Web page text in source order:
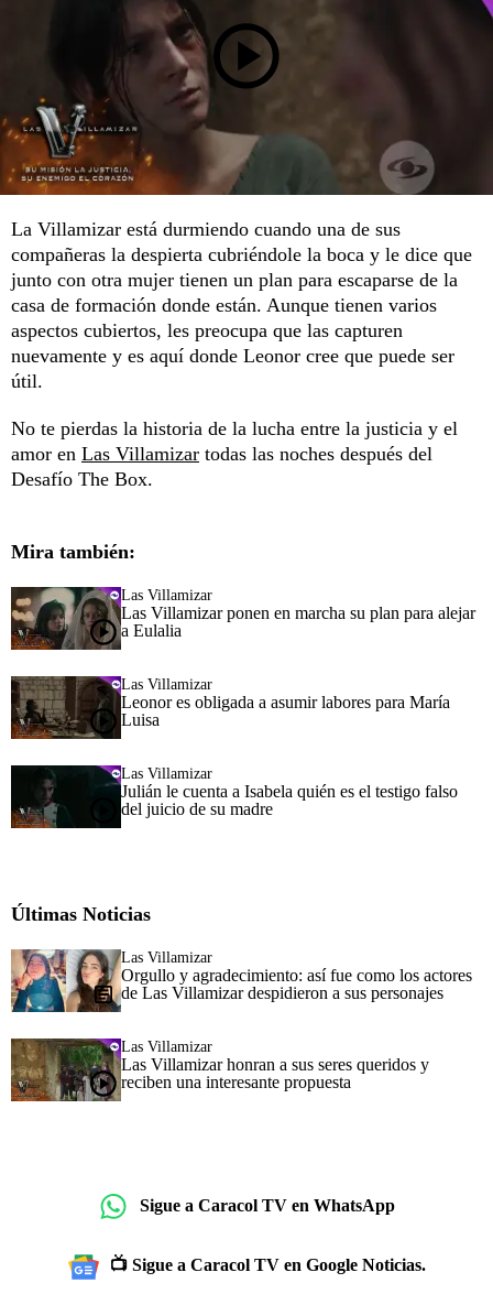
La Villamizar está durmiendo cuando una de sus
compañeras la despierta cubriéndole la boca y le dice que
junto con otra mujer tienen un plan para escaparse de la
casa de formación donde están. Aunque tienen varios
aspectos cubiertos, les preocupa que las capturen
nuevamente y es aquí donde Leonor cree que puede ser
útil.
No te pierdas la historia de la lucha entre la justicia y el
amor en Las Villamizar todas las noches después del
Desafío The Box.
Mira también:
Las Villamizar
Las Villamizar ponen en marcha su plan para alejar
a Eulalia
Las Villamizar
Leonor es obligada a asumir labores para María
Luisa
Las Villamizar
Julián le cuenta a Isabela quién es el testigo falso
del juicio de su madre
Últimas Noticias
Las Villamizar
Orgullo y agradecimiento: así fue como los actores
de Las Villamizar despidieron a sus personajes
Las Villamizar
Las Villamizar honran a sus seres queridos y
reciben una interesante propuesta
Sigue a Caracol TV en WhatsApp
📺 Sigue a Caracol TV en Google Noticias.